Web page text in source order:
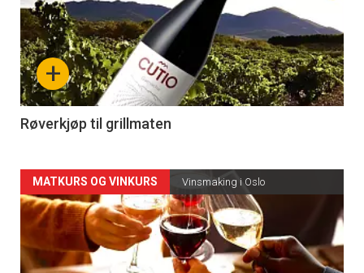
akkurat
nå
-
4
+
Røverkjøp til grillmaten
Forsiden
akkurat
nå
MATKURS OG VINKURS Vinsmaking i Oslo